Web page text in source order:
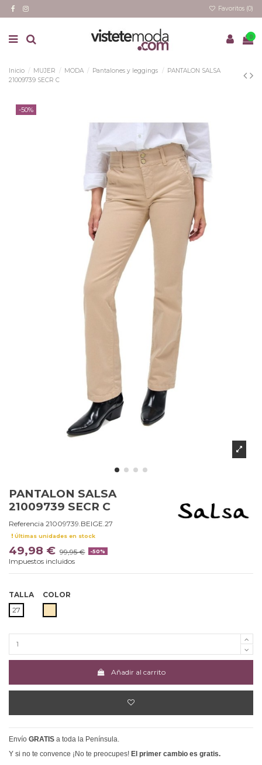
Favoritos (0)
0
Inicio MUJER MODA Pantalones y leggings
PANTALON SALSA
21009739 SECR C
-50%
PANTALON SALSA
21009739 SECR C
Referencia 21009739.BEIGE.27
Últimas unidades en stock
49,98 € 99,95 € -50%
Impuestos incluidos
TALLA
27
COLOR
Añadir al carrito
Envío GRATIS a toda la Península.
Y si no te convence ¡No te preocupes! El primer cambio es gratis.